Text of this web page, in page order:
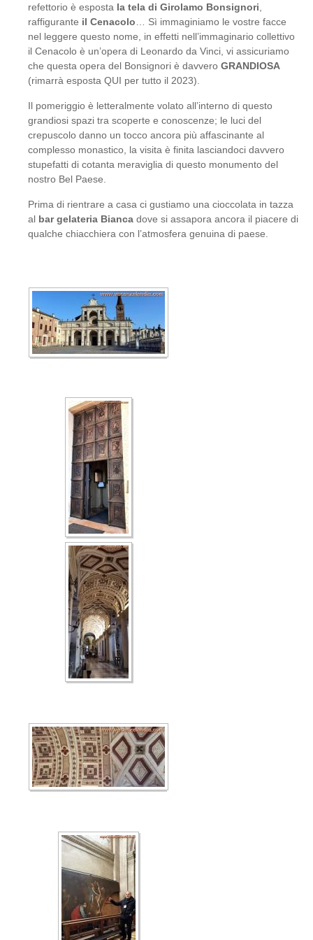
refettorio è esposta la tela di Girolamo Bonsignori,
raffigurante il Cenacolo… Sì immaginiamo le vostre facce
nel leggere questo nome, in effetti nell’immaginario collettivo
il Cenacolo è un’opera di Leonardo da Vinci, vi assicuriamo
che questa opera del Bonsignori è davvero GRANDIOSA
(rimarrà esposta QUI per tutto il 2023).
Il pomeriggio è letteralmente volato all’interno di questo
grandiosi spazi tra scoperte e conoscenze; le luci del
crepuscolo danno un tocco ancora più affascinante al
complesso monastico, la visita è finita lasciandoci davvero
stupefatti di cotanta meraviglia di questo monumento del
nostro Bel Paese.
Prima di rientrare a casa ci gustiamo una cioccolata in tazza
al bar gelateria Bianca dove si assapora ancora il piacere di
qualche chiacchiera con l’atmosfera genuina di paese.